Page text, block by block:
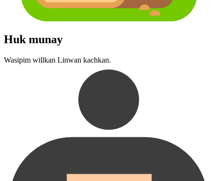
Huk munay
Wasipim willkan Linwan kachkan.